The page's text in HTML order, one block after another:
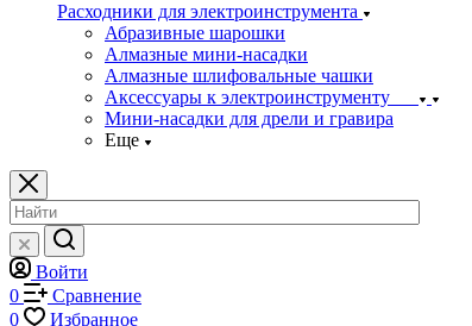
Расходники для электроинструмента
Абразивные шарошки
Алмазные мини-насадки
Алмазные шлифовальные чашки
Аксессуары к электроинструменту
Мини-насадки для дрели и гравира
Еще
Войти
0
Сравнение
0
Избранное